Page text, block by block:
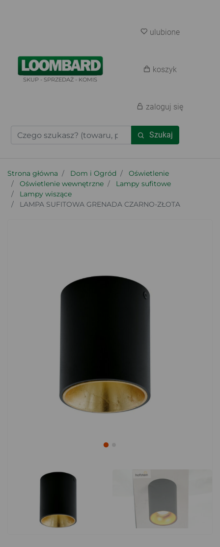
SKUP - SPRZEDAŻ - KOMIS
Szukaj
ulubione
koszyk
zaloguj się
Strona główna Dom i Ogród
Oświetlenie
Oświetlenie wewnętrzne
Lampy sufitowe
Lampy wiszące
LAMPA SUFITOWA GRENADA CZARNO-ZŁOTA